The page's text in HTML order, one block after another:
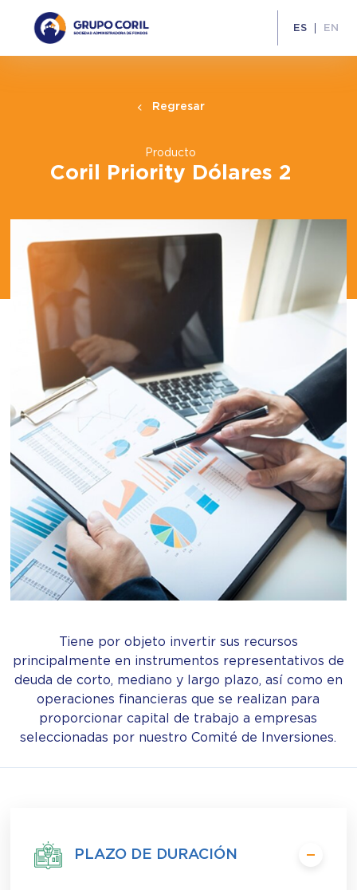
ES EN
Regresar
Producto
Coril Priority Dólares 2
Tiene por objeto invertir sus recursos
principalmente en instrumentos representativos de
deuda de corto, mediano y largo plazo, así como en
operaciones financieras que se realizan para
proporcionar capital de trabajo a empresas
seleccionadas por nuestro Comité de Inversiones.
PLAZO DE DURACIÓN